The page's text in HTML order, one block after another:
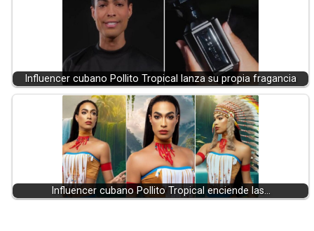
Influencer cubano Pollito Tropical lanza su propia fragancia
Influencer cubano Pollito Tropical enciende las…